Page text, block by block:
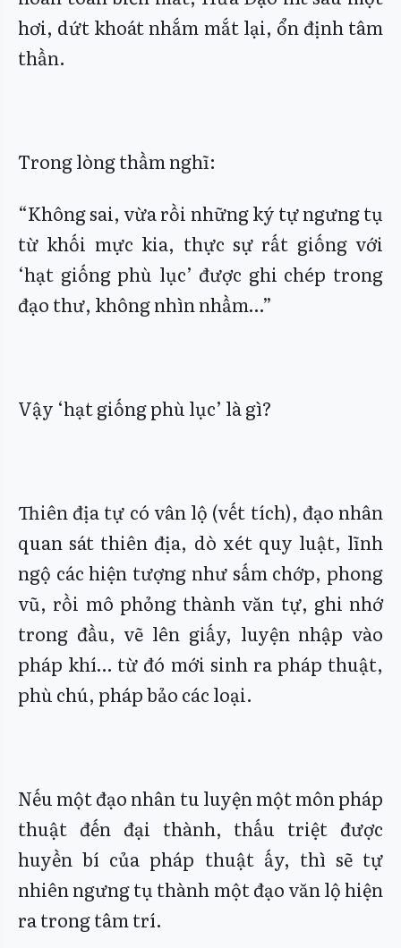
hơi, dứt khoát nhắm mắt lại, ổn định tâm
thần.
Trong lòng thầm nghĩ:
“Không sai, vừa rồi những ký tự ngưng tụ
từ khối mực kia, thực sự rất giống với
‘hạt giống phù lục’ được ghi chép trong
đạo thư, không nhìn nhầm…”
Vậy ‘hạt giống phù lục’ là gì?
Thiên địa tự có vân lộ (vết tích), đạo nhân
quan sát thiên địa, dò xét quy luật, lĩnh
ngộ các hiện tượng như sấm chớp, phong
vũ, rồi mô phỏng thành văn tự, ghi nhớ
trong đầu, vẽ lên giấy, luyện nhập vào
pháp khí… từ đó mới sinh ra pháp thuật,
phù chú, pháp bảo các loại.
Nếu một đạo nhân tu luyện một môn pháp
thuật đến đại thành, thấu triệt được
huyền bí của pháp thuật ấy, thì sẽ tự
nhiên ngưng tụ thành một đạo văn lộ hiện
ra trong tâm trí.